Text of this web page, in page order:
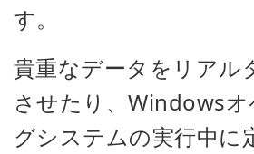
す。
貴重なデータをリアル
させたり、Windows
グシステムの実行中に